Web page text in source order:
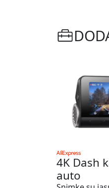
4K Dash
auto